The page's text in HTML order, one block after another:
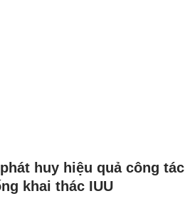
huy hiệu quả công tác
khai thác IUU